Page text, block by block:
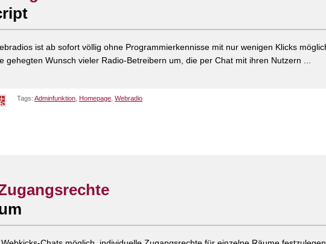
ist ab sofort völlig ohne Programmierkennisse mit nur wenigen Klicks
gehegten Wunsch vieler Radio-Betreibern um, die per Chat mit ihren Nutzern ...
Tags: Adminfunktion Homepage Webradio